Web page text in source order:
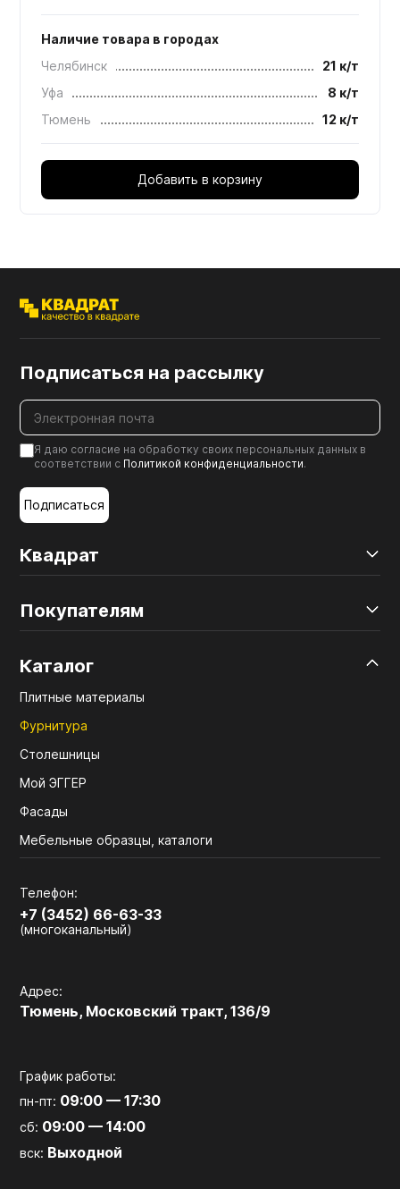
Наличие товара в городах
Челябинск
21 к/т
Уфа
8 к/т
Тюмень
12 к/т
Добавить в корзину
Квадрат
Покупателям
Каталог
Плитные материалы
Фурнитура
Столешницы
Мой ЭГГЕР
Фасады
Мебельные образцы, каталоги
Телефон:
+7 (3452) 66-63-33
(многоканальный)
Адрес:
Тюмень, Московский тракт, 136/9
График работы:
пн-пт: 09:00 — 17:30
сб: 09:00 — 14:00
вск: Выходной
Подписаться на рассылку
Я даю согласие на обработку своих персональных данных в
соответствии с Политикой конфиденциальности.
Подписаться